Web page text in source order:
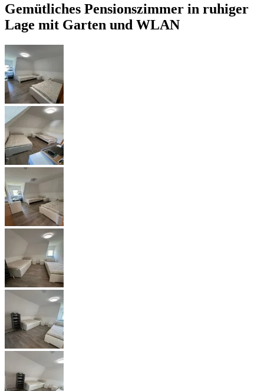
Gemütliches Pensionszimmer in ruhiger
Lage mit Garten und WLAN